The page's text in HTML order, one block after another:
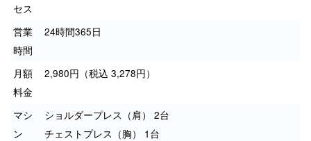
セス
営業
時間
24時間365日
月額
料金
2,980円（税込 3,278円）
マシ
ン
ショルダープレス（肩） 2台
チェストプレス（胸） 1台